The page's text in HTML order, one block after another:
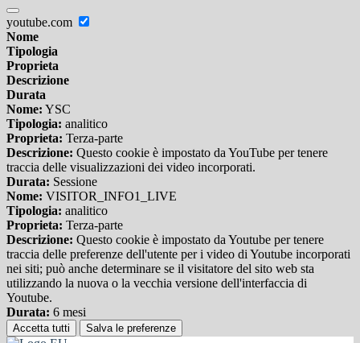
youtube.com
Nome
Tipologia
Proprieta
Descrizione
Durata
Nome: YSC
Tipologia: analitico
Proprieta: Terza-parte
Descrizione: Questo cookie è impostato da YouTube per tenere
traccia delle visualizzazioni dei video incorporati.
Durata: Sessione
Nome: VISITOR_INFO1_LIVE
Tipologia: analitico
Proprieta: Terza-parte
Descrizione: Questo cookie è impostato da Youtube per tenere
traccia delle preferenze dell'utente per i video di Youtube incorporati
nei siti; può anche determinare se il visitatore del sito web sta
utilizzando la nuova o la vecchia versione dell'interfaccia di
Youtube.
Durata: 6 mesi
Accetta tutti Salva le preferenze